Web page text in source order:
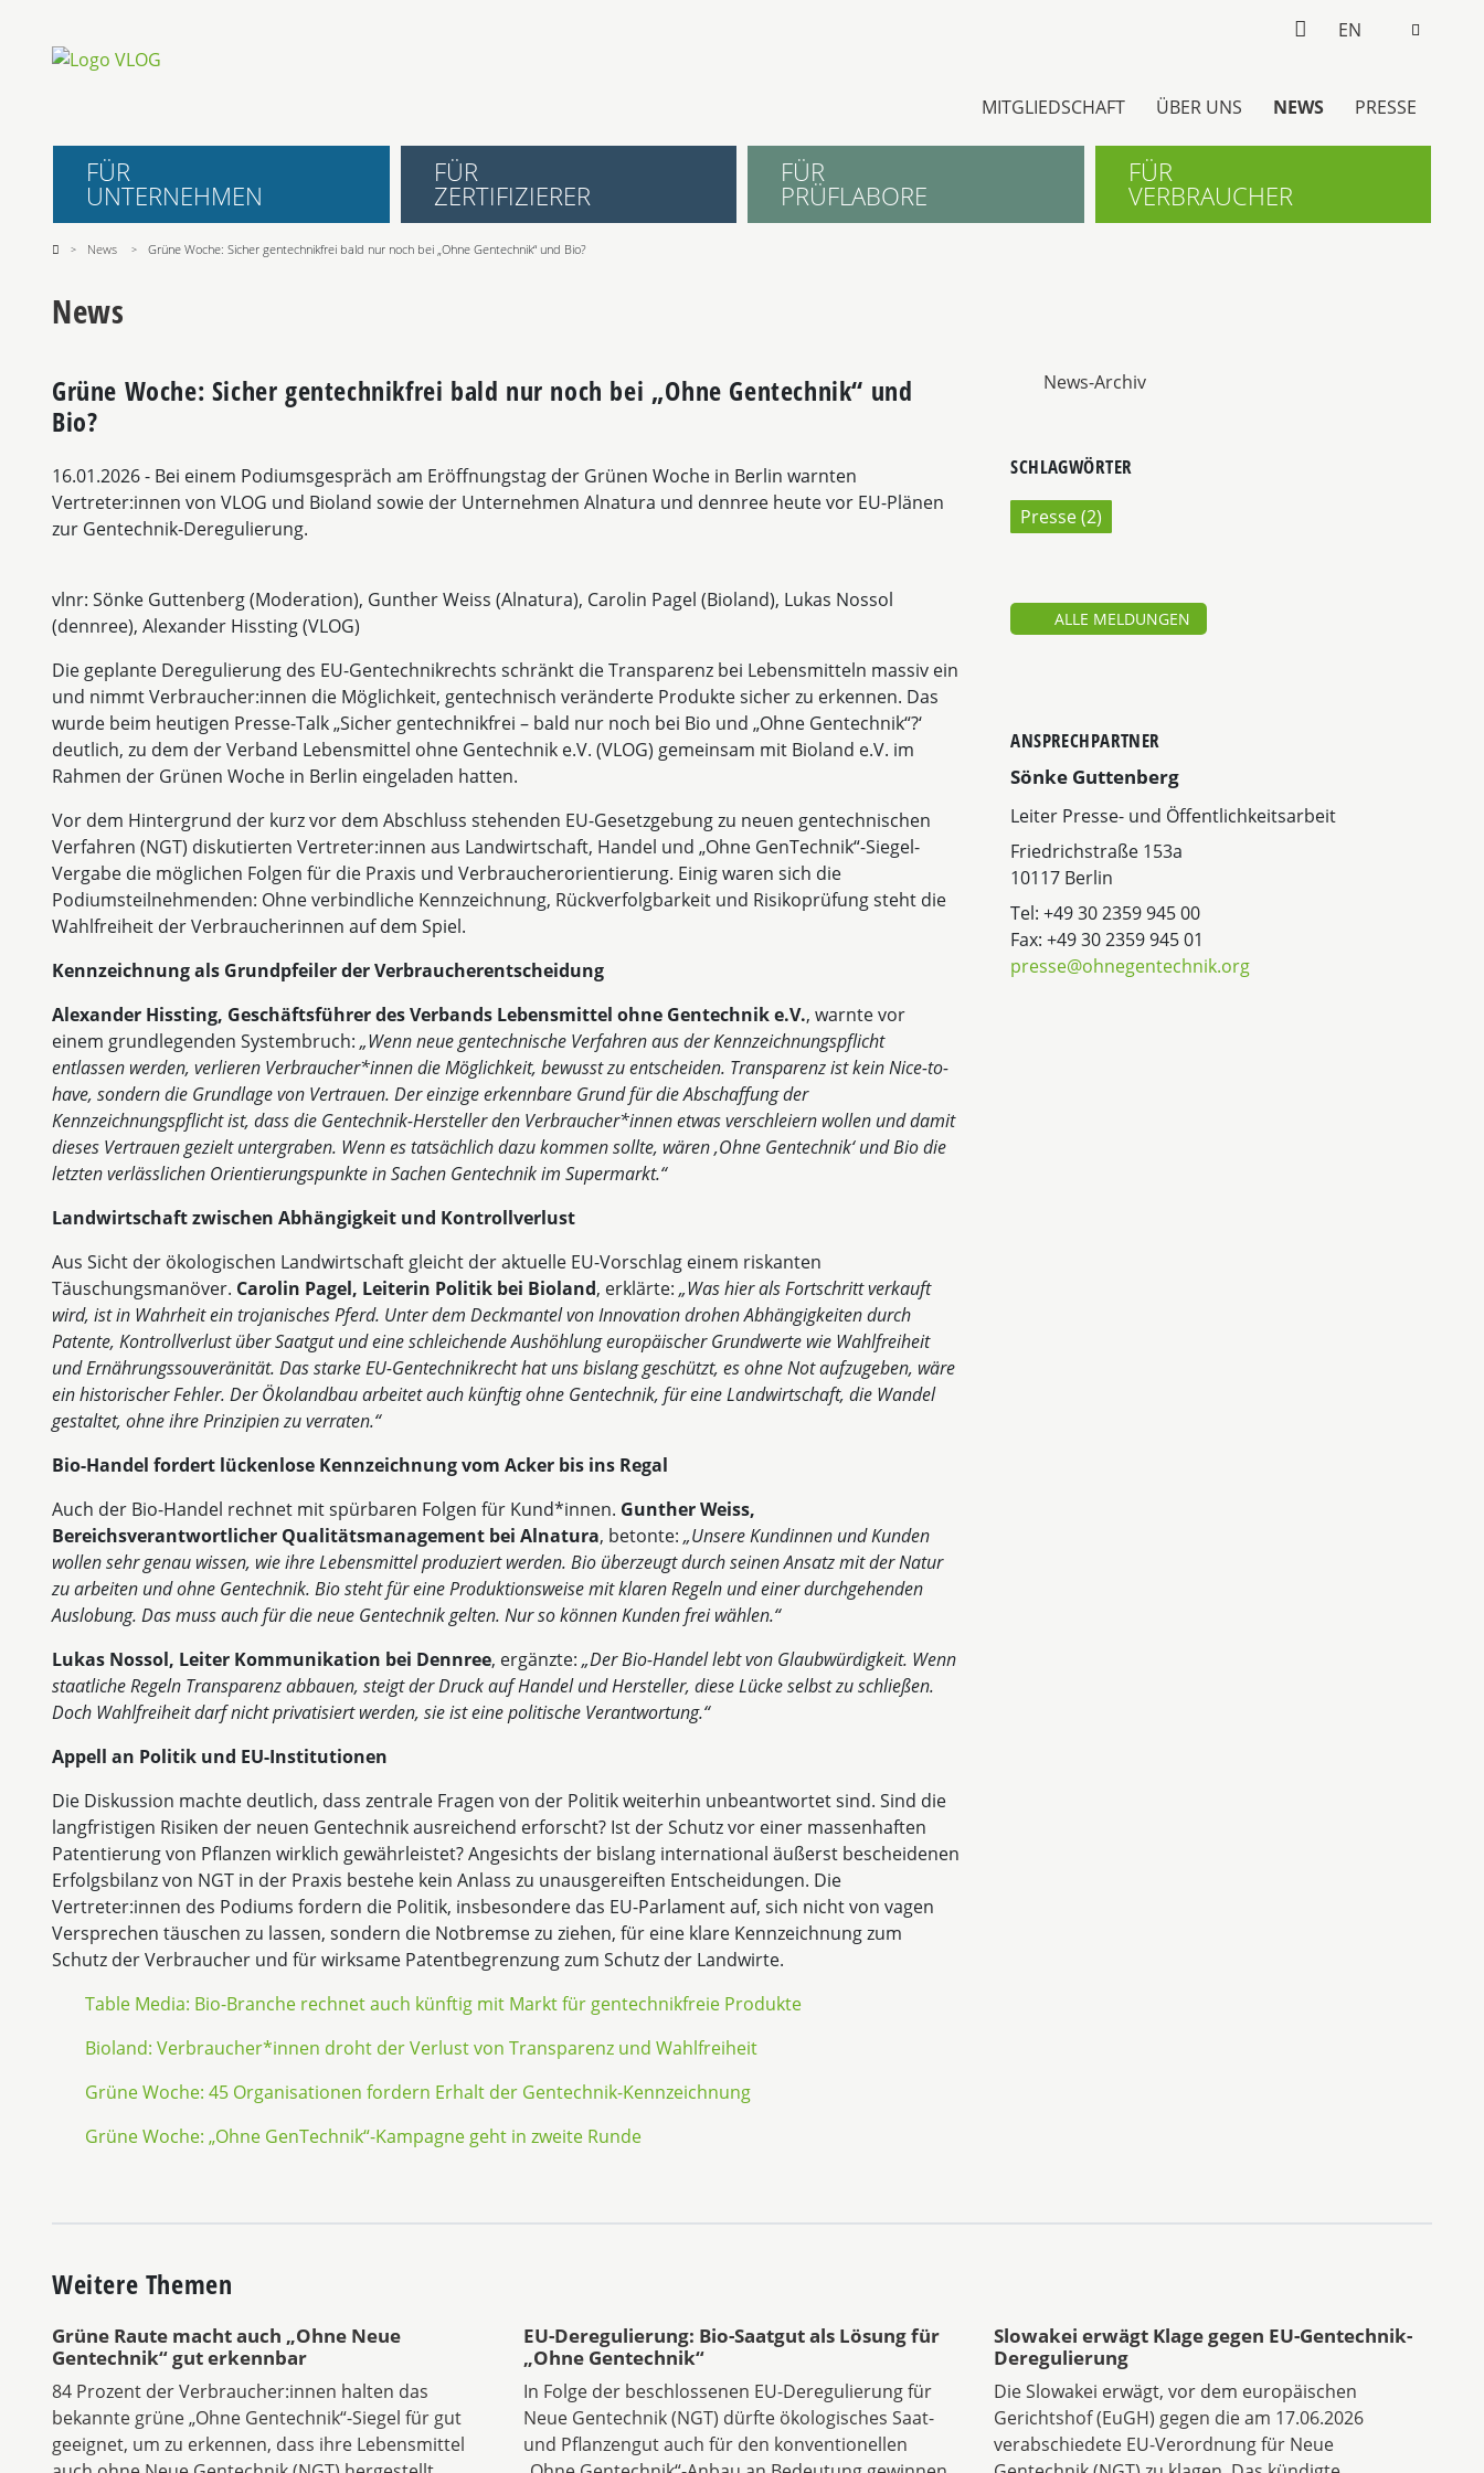
EN
MITGLIEDSCHAFT ÜBER UNS NEWS PRESSE
FÜR
UNTERNEHMEN
FÜR
ZERTIFIZIERER
FÜR
PRÜFLABORE
FÜR
VERBRAUCHER
News Grüne Woche: Sicher gentechnikfrei bald nur noch bei „Ohne Gentechnik“ und Bio?
News
Grüne Woche: Sicher gentechnikfrei bald nur noch bei „Ohne Gentechnik“ und
Bio?
16.01.2026- Bei einem Podiumsgespräch am Eröffnungstag der Grünen Woche in Berlin warnten
Vertreter:innen von VLOG und Bioland sowie der Unternehmen Alnatura und dennree heute vor EU-Plänen
zur Gentechnik-Deregulierung.
vlnr: Sönke Guttenberg (Moderation), Gunther Weiss (Alnatura), Carolin Pagel (Bioland), Lukas Nossol
(dennree), Alexander Hissting (VLOG)
Die geplante Deregulierung des EU-Gentechnikrechts schränkt die Transparenz bei Lebensmitteln massiv ein
und nimmt Verbraucher:innen die Möglichkeit, gentechnisch veränderte Produkte sicher zu erkennen. Das
wurde beim heutigen Presse-Talk „Sicher gentechnikfrei – bald nur noch bei Bio und „Ohne Gentechnik“?‘
deutlich, zu dem der Verband Lebensmittel ohne Gentechnik e.V. (VLOG) gemeinsam mit Bioland e.V. im
Rahmen der Grünen Woche in Berlin eingeladen hatten.
Vor dem Hintergrund der kurz vor dem Abschluss stehenden EU-Gesetzgebung zu neuen gentechnischen
Verfahren (NGT) diskutierten Vertreter:innen aus Landwirtschaft, Handel und „Ohne GenTechnik“-Siegel-
Vergabe die möglichen Folgen für die Praxis und Verbraucherorientierung. Einig waren sich die
Podiumsteilnehmenden: Ohne verbindliche Kennzeichnung, Rückverfolgbarkeit und Risikoprüfung steht die
Wahlfreiheit der Verbraucherinnen auf dem Spiel.
Kennzeichnung als Grundpfeiler der Verbraucherentscheidung
Alexander Hissting, Geschäftsführer des Verbands Lebensmittel ohne Gentechnik e.V., warnte vor
einem grundlegenden Systembruch: „Wenn neue gentechnische Verfahren aus der Kennzeichnungspflicht
entlassen werden, verlieren Verbraucher*innen die Möglichkeit, bewusst zu entscheiden. Transparenz ist kein Nice-to-
have, sondern die Grundlage von Vertrauen. Der einzige erkennbare Grund für die Abschaffung der
Kennzeichnungspflicht ist, dass die Gentechnik-Hersteller den Verbraucher*innen etwas verschleiern wollen und damit
dieses Vertrauen gezielt untergraben. Wenn es tatsächlich dazu kommen sollte, wären ‚Ohne Gentechnik‘ und Bio die
letzten verlässlichen Orientierungspunkte in Sachen Gentechnik im Supermarkt.“
Landwirtschaft zwischen Abhängigkeit und Kontrollverlust
Aus Sicht der ökologischen Landwirtschaft gleicht der aktuelle EU-Vorschlag einem riskanten
Täuschungsmanöver. Carolin Pagel, Leiterin Politik bei Bioland, erklärte: „Was hier als Fortschritt verkauft
wird, ist in Wahrheit ein trojanisches Pferd. Unter dem Deckmantel von Innovation drohen Abhängigkeiten durch
Patente, Kontrollverlust über Saatgut und eine schleichende Aushöhlung europäischer Grundwerte wie Wahlfreiheit
und Ernährungssouveränität. Das starke EU-Gentechnikrecht hat uns bislang geschützt, es ohne Not aufzugeben, wäre
ein historischer Fehler. Der Ökolandbau arbeitet auch künftig ohne Gentechnik, für eine Landwirtschaft, die Wandel
gestaltet, ohne ihre Prinzipien zu verraten.“
Bio-Handel fordert lückenlose Kennzeichnung vom Acker bis ins Regal
Auch der Bio-Handel rechnet mit spürbaren Folgen für Kund*innen. Gunther Weiss,
Bereichsverantwortlicher Qualitätsmanagement bei Alnatura, betonte: „Unsere Kundinnen und Kunden
wollen sehr genau wissen, wie ihre Lebensmittel produziert werden. Bio überzeugt durch seinen Ansatz mit der Natur
zu arbeiten und ohne Gentechnik. Bio steht für eine Produktionsweise mit klaren Regeln und einer durchgehenden
Auslobung. Das muss auch für die neue Gentechnik gelten. Nur so können Kunden frei wählen.“
Lukas Nossol, Leiter Kommunikation bei Dennree, ergänzte: „Der Bio-Handel lebt von Glaubwürdigkeit. Wenn
staatliche Regeln Transparenz abbauen, steigt der Druck auf Handel und Hersteller, diese Lücke selbst zu schließen.
Doch Wahlfreiheit darf nicht privatisiert werden, sie ist eine politische Verantwortung.“
Appell an Politik und EU-Institutionen
Die Diskussion machte deutlich, dass zentrale Fragen von der Politik weiterhin unbeantwortet sind. Sind die
langfristigen Risiken der neuen Gentechnik ausreichend erforscht? Ist der Schutz vor einer massenhaften
Patentierung von Pflanzen wirklich gewährleistet? Angesichts der bislang international äußerst bescheidenen
Erfolgsbilanz von NGT in der Praxis bestehe kein Anlass zu unausgereiften Entscheidungen. Die
Vertreter:innen des Podiums fordern die Politik, insbesondere das EU-Parlament auf, sich nicht von vagen
Versprechen täuschen zu lassen, sondern die Notbremse zu ziehen, für eine klare Kennzeichnung zum
Schutz der Verbraucher und für wirksame Patentbegrenzung zum Schutz der Landwirte.
Table Media: Bio-Branche rechnet auch künftig mit Markt für gentechnikfreie Produkte
Bioland: Verbraucher*innen droht der Verlust von Transparenz und Wahlfreiheit
Grüne Woche: 45 Organisationen fordern Erhalt der Gentechnik-Kennzeichnung
Grüne Woche: „Ohne GenTechnik“-Kampagne geht in zweite Runde
News-Archiv
SCHLAGWÖRTER
Presse (2)
ALLE MELDUNGEN
ANSPRECHPARTNER
Sönke Guttenberg
Leiter Presse- und Öffentlichkeitsarbeit
Friedrichstraße 153a
10117 Berlin
Tel: +49 30 2359 945 00
Fax: +49 30 2359 945 01
presse@ohnegentechnik.org
Weitere Themen
Grüne Raute macht auch „Ohne Neue
Gentechnik“ gut erkennbar
84 Prozent der Verbraucher:innen halten das
bekannte grüne „Ohne Gentechnik“-Siegel für gut
geeignet, um zu erkennen, dass ihre Lebensmittel
EU-Deregulierung: Bio-Saatgut als Lösung für
„Ohne Gentechnik“
In Folge der beschlossenen EU-Deregulierung für
Neue Gentechnik (NGT) dürfte ökologisches Saat-
und Pflanzengut auch für den konventionellen
Slowakei erwägt Klage gegen EU-Gentechnik-
Deregulierung
Die Slowakei erwägt, vor dem europäischen
Gerichtshof (EuGH) gegen die am 17.06.2026
verabschiedete EU-Verordnung für Neue